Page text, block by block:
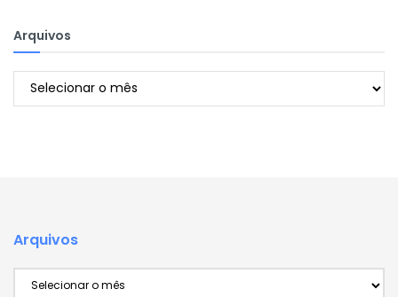
Arquivos
Arquivos
Arquivos